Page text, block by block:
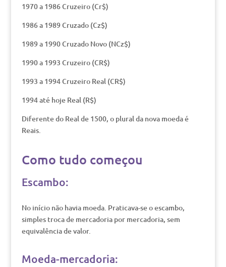
1970 a 1986 Cruzeiro (Cr$)
1986 a 1989 Cruzado (Cz$)
1989 a 1990 Cruzado Novo (NCz$)
1990 a 1993 Cruzeiro (CR$)
1993 a 1994 Cruzeiro Real (CR$)
1994 até hoje Real (R$)
Diferente do Real de 1500, o plural da nova moeda é
Reais.
Como tudo começou
Escambo:
No início não havia moeda. Praticava-se o escambo,
simples troca de mercadoria por mercadoria, sem
equivalência de valor.
Moeda-mercadoria: